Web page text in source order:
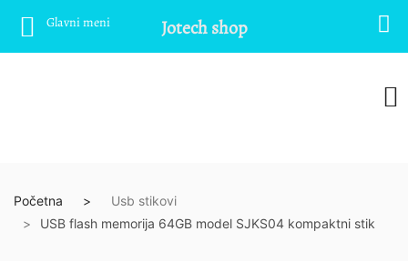
Početna
Usb stikovi
USB flash memorija 64GB model SJKS04 kompaktni stik
Glavni meni Jotech shop